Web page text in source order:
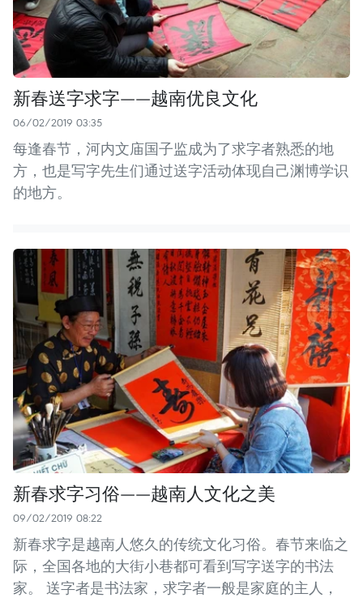
新春送字求字——越南优良文化
06/02/2019 03:35
每逢春节，河内文庙国子监成为了求字者熟悉的地
方，也是写字先生们通过送字活动体现自己渊博学识
的地方。
新春求字习俗——越南人文化之美
09/02/2019 08:22
新春求字是越南人悠久的传统文化习俗。春节来临之
际，全国各地的大街小巷都可看到写字送字的书法
家。 送字者是书法家，求字者一般是家庭的主人，